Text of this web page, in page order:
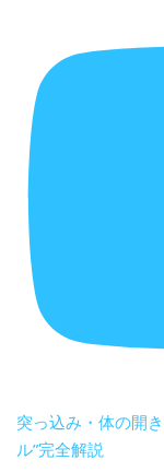
突っ込み・体の開
ル”完全解説